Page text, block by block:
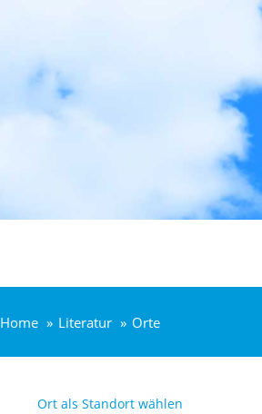
Home Literatur Orte
Ort als Standort wählen